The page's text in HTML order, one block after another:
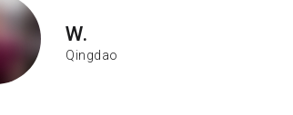
W.
Qingdao